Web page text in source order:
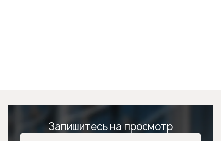
Запишитесь на просмотр